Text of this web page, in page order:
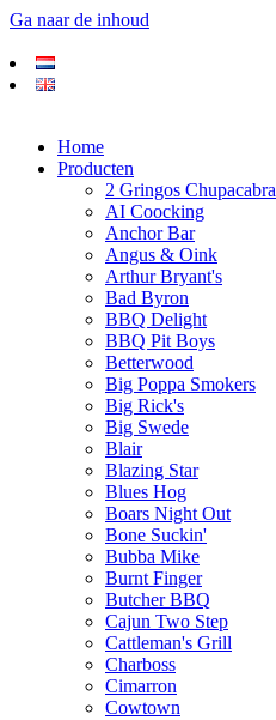
Ga naar de inhoud
Home
Producten
2 Gringos Chupacabra
AI Coocking
Anchor Bar
Angus & Oink
Arthur Bryant's
Bad Byron
BBQ Delight
BBQ Pit Boys
Betterwood
Big Poppa Smokers
Big Rick's
Big Swede
Blair
Blazing Star
Blues Hog
Boars Night Out
Bone Suckin'
Bubba Mike
Burnt Finger
Butcher BBQ
Cajun Two Step
Cattleman's Grill
Charboss
Cimarron
Cowtown